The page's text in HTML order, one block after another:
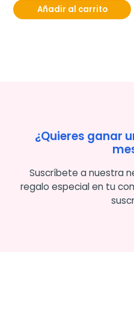
Añadir al carrito
¿Quieres ganar
Suscríbete a nuestra
regalo especial en tu